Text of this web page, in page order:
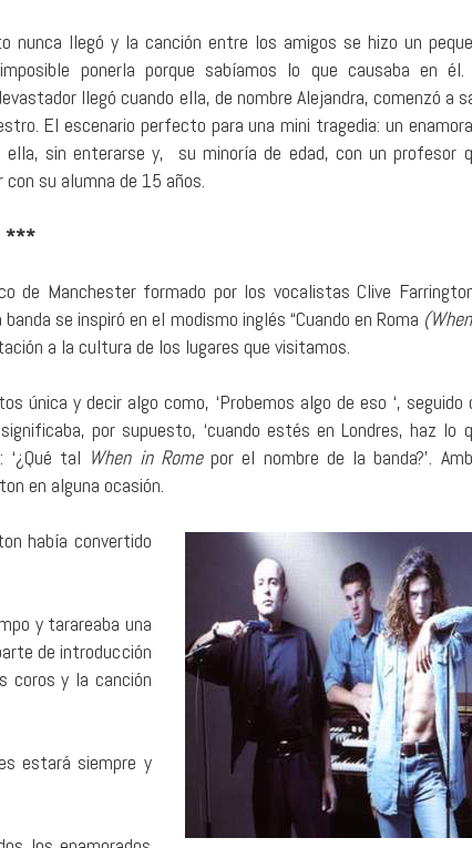
nunca llegó y la canción entre los amigos se hizo un
ponerla porque sabíamos lo que causaba en él.
llegó cuando ella, de nombre Alejandra, comenzó a
El escenario perfecto para una mini tragedia: un
ella, sin enterarse y, su minoría de edad, con un profesor
con su alumna de 15 años.
***
de Manchester formado por los vocalistas Clive
se inspiró en el modismo inglés “Cuando en Roma
a la cultura de los lugares que visitamos.
única y decir algo como, ‘Probemos algo de eso ‘, seguido
por supuesto, ‘cuando estés en Londres, haz lo
tal When in Romepor el nombre de la banda?’.
en alguna ocasión.
había convertido
y tarareaba una
de introducción
coros y la canción
estará siempre y